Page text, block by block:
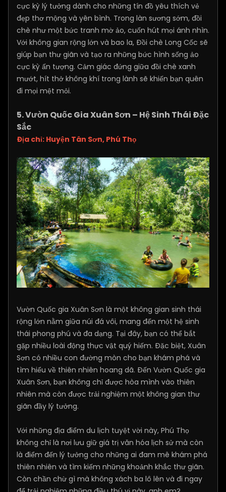
cực kỳ lý tưởng dành cho những tín đồ yêu thích vẻ
đẹp thơ mộng và yên bình. Trong làn sương sớm, đồi
chè như một bức tranh mờ ảo, cuốn hút mọi ánh nhìn.
Với không gian rộng lớn và bao la, Đồi chè Long Cốc sẽ
giúp bạn thư giãn và tạo ra những bức hình sống ảo
cực kỳ ấn tượng. Cảm giác đứng giữa đồi chè xanh
mướt, hít thở không khí trong lành sẽ khiến bạn quên
đi mọi mệt mỏi.
5. Vườn Quốc Gia Xuân Sơn – Hệ Sinh Thái Đặc
Sắc
Địa chỉ: Huyện Tân Sơn, Phú Thọ
Vườn Quốc gia Xuân Sơn là một không gian sinh thái
rộng lớn nằm giữa núi đá vôi, mang đến một hệ sinh
thái phong phú và đa dạng. Tại đây, bạn có thể bắt
gặp nhiều loài động thực vật quý hiếm. Đặc biệt, Xuân
Sơn có nhiều con đường mòn cho bạn khám phá và
tìm hiểu về thiên nhiên hoang dã. Đến Vườn Quốc gia
Xuân Sơn, bạn không chỉ được hòa mình vào thiên
nhiên mà còn được trải nghiệm một không gian thư
giãn đầy lý tưởng.
Với những địa điểm du lịch tuyệt vời này, Phú Thọ
không chỉ là nơi lưu giữ giá trị văn hóa lịch sử mà còn
là điểm đến lý tưởng cho những ai đam mê khám phá
thiên nhiên và tìm kiếm những khoảnh khắc thư giãn.
Còn chần chừ gì mà không xách ba lô lên và đi ngay